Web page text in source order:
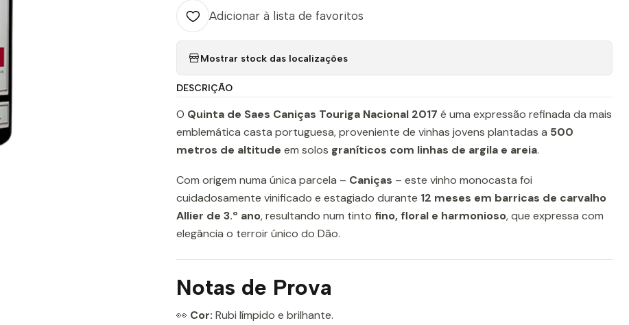
Adicionar à lista de favoritos
Mostrar stock das localizações
DESCRIÇÃO
O Quinta de Saes Caniças Touriga Nacional 2017 é uma expressão refinada da mais
emblemática casta portuguesa, proveniente de vinhas jovens plantadas a 500
metros de altitude em solos graníticos com linhas de argila e areia.
Com origem numa única parcela – Caniças – este vinho monocasta foi
cuidadosamente vinificado e estagiado durante 12 meses em barricas de carvalho
Allier de 3.º ano, resultando num tinto fino, floral e harmonioso, que expressa com
elegância o terroir único do Dão.
Notas de Prova
👀 Cor: Rubi límpido e brilhante.